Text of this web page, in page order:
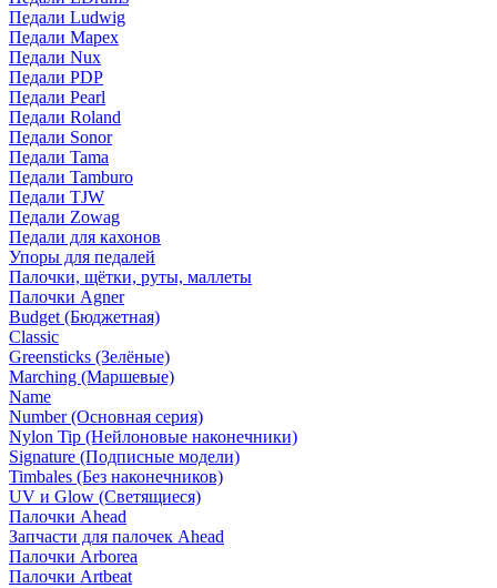
Педали Ludwig
Педали Mapex
Педали Nux
Педали PDP
Педали Pearl
Педали Roland
Педали Sonor
Педали Tama
Педали Tamburo
Педали TJW
Педали Zowag
Педали для кахонов
Упоры для педалей
Палочки, щётки, руты, маллеты
Палочки Agner
Budget (Бюджетная)
Classic
Greensticks (Зелёные)
Marching (Маршевые)
Name
Number (Основная серия)
Nylon Tip (Нейлоновые наконечники)
Signature (Подписные модели)
Timbales (Без наконечников)
UV и Glow (Светящиеся)
Палочки Ahead
Запчасти для палочек Ahead
Палочки Arborea
Палочки Artbeat